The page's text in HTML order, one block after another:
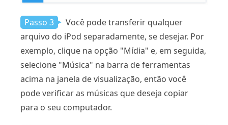
Passo 3
Você pode transferir qualquer
arquivo do iPod separadamente, se desejar. Por
exemplo, clique na opção "Mídia" e, em seguida,
selecione "Música" na barra de ferramentas
acima na janela de visualização, então você
pode verificar as músicas que deseja copiar
para o seu computador.